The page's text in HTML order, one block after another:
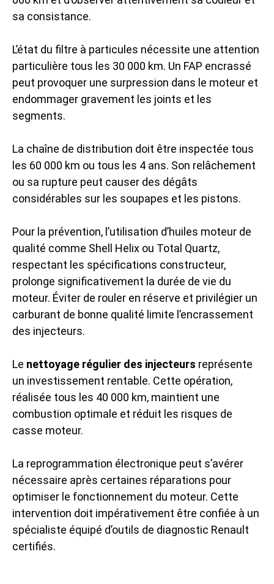
sa consistance.
L’état du filtre à particules nécessite une attention
particulière tous les 30 000 km. Un FAP encrassé
peut provoquer une surpression dans le moteur et
endommager gravement les joints et les
segments.
La chaîne de distribution doit être inspectée tous
les 60 000 km ou tous les 4 ans. Son relâchement
ou sa rupture peut causer des dégâts
considérables sur les soupapes et les pistons.
Pour la prévention, l’utilisation d’huiles moteur de
qualité comme Shell Helix ou Total Quartz,
respectant les spécifications constructeur,
prolonge significativement la durée de vie du
moteur. Éviter de rouler en réserve et privilégier un
carburant de bonne qualité limite l’encrassement
des injecteurs.
Le nettoyage régulier des injecteurs représente
un investissement rentable. Cette opération,
réalisée tous les 40 000 km, maintient une
combustion optimale et réduit les risques de
casse moteur.
La reprogrammation électronique peut s’avérer
nécessaire après certaines réparations pour
optimiser le fonctionnement du moteur. Cette
intervention doit impérativement être confiée à un
spécialiste équipé d’outils de diagnostic Renault
certifiés.